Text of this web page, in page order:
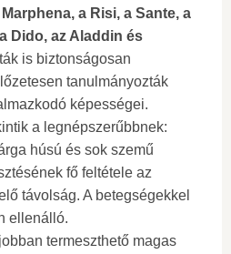
a Risi, a Sante, a
Dido, az Aladdin és
is biztonságosan
tanulmányozták
képességei.
a legnépszerűbbnek:
húsú és sok szemű
fő feltétele az
távolság. A betegségekkel
ellenálló.
termeszthető magas